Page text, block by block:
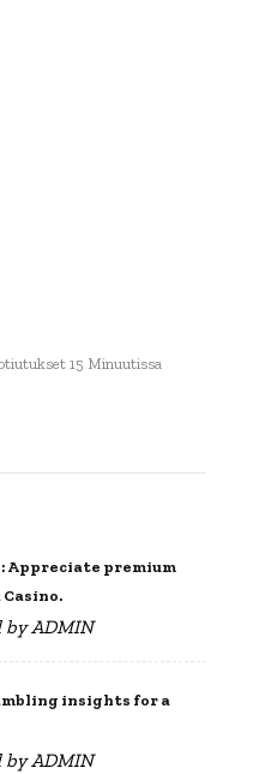
15 Minuutissa
Appreciate premium
byADMIN
insights for a
byADMIN